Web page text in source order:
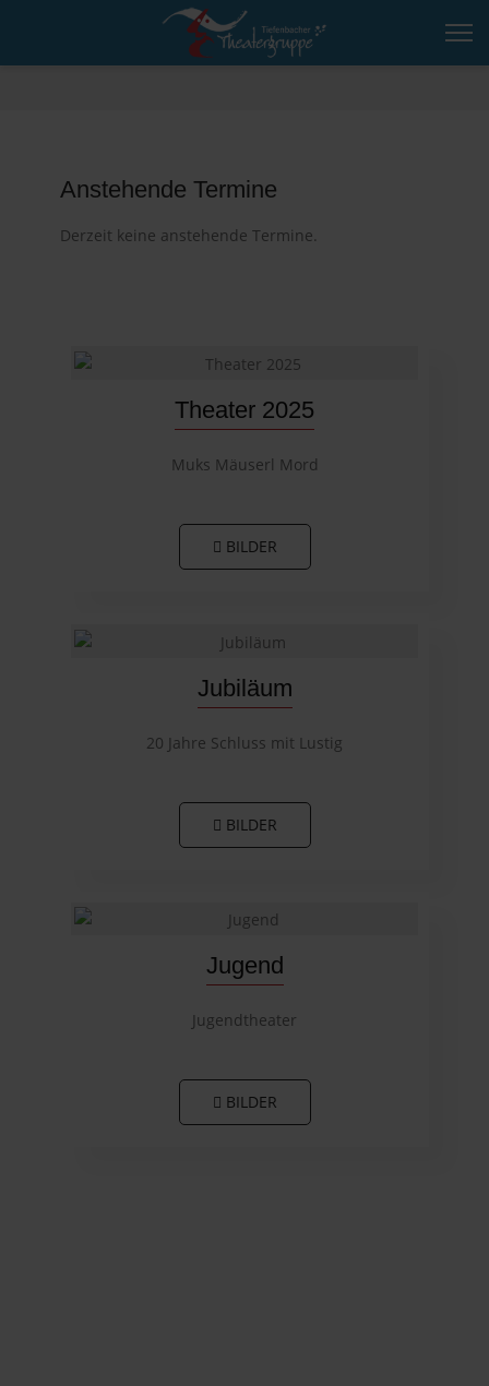
Anstehende Termine
Derzeit keine anstehende Termine.
Theater 2025
Muks Mäuserl Mord
BILDER
Jubiläum
20 Jahre Schluss mit Lustig
BILDER
Jugend
Jugendtheater
BILDER